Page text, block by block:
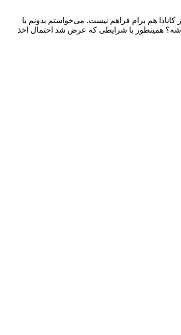
دارم. امکان اخذ دعوتنامه از کانادا هم برام فراهم نیست. می‌خواستم بدونم با
همینطور با شرایطی که عرض شد احتمال اخذ